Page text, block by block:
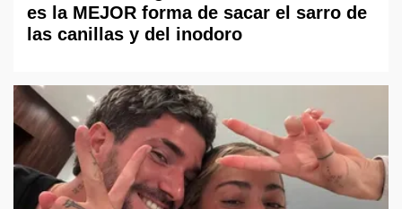
es la MEJOR forma de sacar el sarro de
las canillas y del inodoro